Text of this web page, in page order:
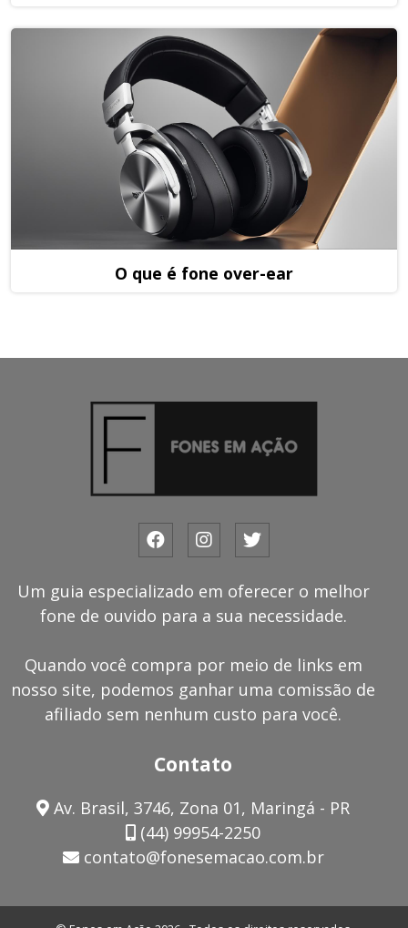
O que é fone over-ear
Um guia especializado em oferecer o melhor
fone de ouvido para a sua necessidade.
Quando você compra por meio de links em
nosso site, podemos ganhar uma comissão de
afiliado sem nenhum custo para você.
Contato
Av. Brasil, 3746, Zona 01, Maringá - PR
(44) 99954-2250
contato@fonesemacao.com.br